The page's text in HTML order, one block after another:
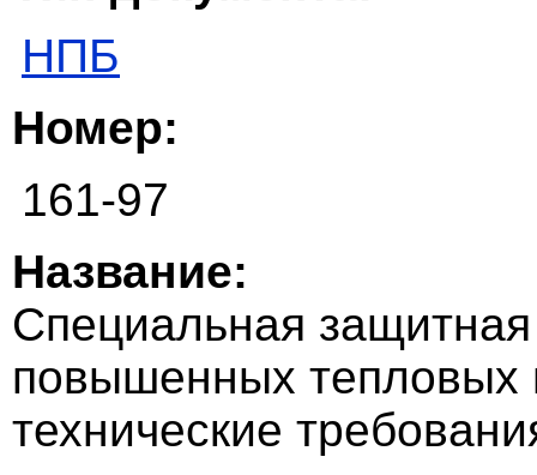
НПБ
Номер:
161-97
Название:
Специальная
повышенных тепловых
технические